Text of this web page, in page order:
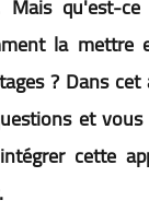
la
? Dans
et
cette